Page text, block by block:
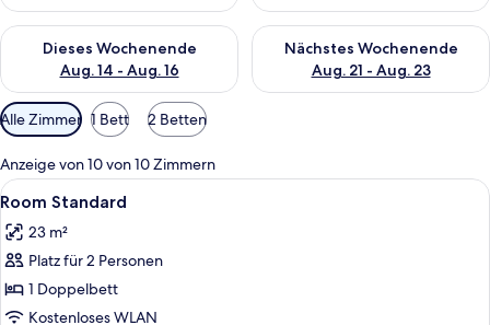
Dieses Wochenende
Aug. 14 - Aug. 16
Überprüfe die Verfügbarkeit für dieses Wochenende, Aug. 14
Nächstes Wochenende
Aug. 21 - Aug. 23
Überprüfe die Verfügbarkeit
Verfügbare
Filter
für
Zimmer
Alle Zimmer 1 Bett 2 Betten
Anzeige von 10 von 10 Zimmern
Alle
Fotos
für
Room
Standard
anzeigen
Allergikerbettwaren, Minibar,
4
Room Standard
23 m²
Platz für 2 Personen
1 Doppelbett
Kostenloses WLAN